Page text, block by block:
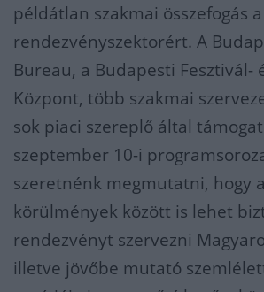
példátlan szakmai összefogás
rendezvényszektorért. A
Bureau, a Budapesti Fesztivál-
Központ, több szakmai
sok piaci szereplő által
szeptember 10-i
szeretnénk megmutatni, hogy
körülmények között is lehet
rendezvényt szervezni
illetve jövőbe mutató